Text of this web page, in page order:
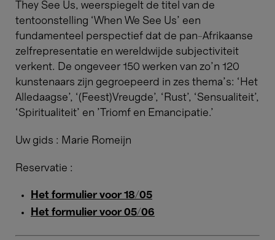
They See Us, weerspiegelt de titel van de
tentoonstelling ‘When We See Us’ een
fundamenteel perspectief dat de pan-Afrikaanse
zelfrepresentatie en wereldwijde subjectiviteit
verkent. De ongeveer 150 werken van zo’n 120
kunstenaars zijn gegroepeerd in zes thema's: ‘Het
Alledaagse’, ‘(Feest)Vreugde’, ‘Rust’, ‘Sensualiteit’,
‘Spiritualiteit’ en 'Triomf en Emancipatie.'
Uw gids : Marie Romeijn
Reservatie :
Het formulier voor 18/05
Het formulier voor 05/06